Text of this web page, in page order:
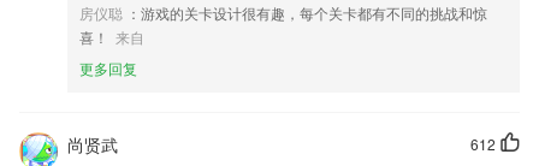
房仪聪 ：游戏的关卡设计很有趣，每个关卡都有不同的挑战和惊
喜！
来自
更多回复
612
尚贤武